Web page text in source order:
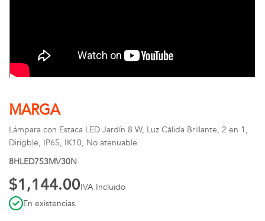
MARGA
Lámpara con Estaca LED Jardín 8 W, Luz Cálida Brillante, 2 en 1,
Dirigble, IP65, IK10, No atenuable
8HLED753MV30N
$1,144.00IVA Incluido
En existencias